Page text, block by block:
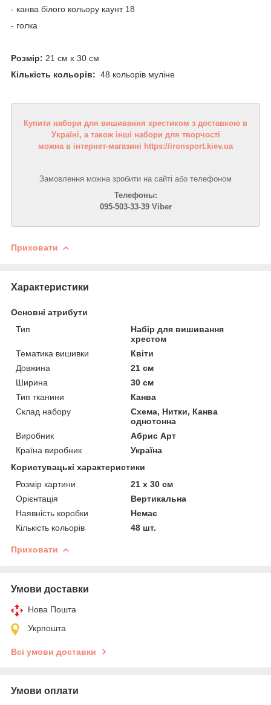
- канва білого кольору каунт 18
- голка
Розмір: 21 см х 30 см
Кількість кольорів: 48 кольорів муліне
Купити набори для вишивання хрестиком з доставкою в
Україні, а також інші набори для творчості
можна в інтернет-магазині https://ironsport.kiev.ua
Замовлення можна зробити на сайті або телефоном
Телефоны:
095-503-33-39 Viber
Приховати
Характеристики
Основні атрибути
Тип
Набір для вишивання
хрестом
Тематика вишивки
Квіти
Довжина
21 см
Ширина
30 см
Тип тканини
Канва
Склад набору
Схема, Нитки, Канва
однотонна
Виробник
Абрис Арт
Країна виробник
Україна
Користувацькi характеристики
Розмір картини
21 х 30 см
Орієнтація
Вертикальна
Наявність коробки
Немає
Кількість кольорів
48 шт.
Приховати
Умови доставки
Нова Пошта
Укрпошта
Всі умови доставки
Умови оплати